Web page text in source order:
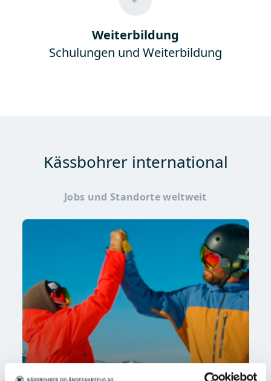
Weiterbildung
Schulungen und Weiterbildung
Kässbohrer international
Jobs und Standorte weltweit
Kässbohrer international